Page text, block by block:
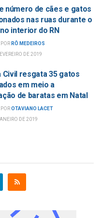
número de cães e gatos
nas ruas durante o
interior do RN
RÔ MEDEIROS
DE 2019
Civil resgata 35 gatos
em meio a
de baratas em Natal
OTAVIANO LACET
DE 2019